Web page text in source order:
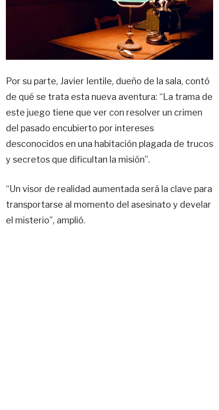
Por su parte, Javier Ientile, dueño de la sala, contó
de qué se trata esta nueva aventura: “La trama de
este juego tiene que ver con resolver un crimen
del pasado encubierto por intereses
desconocidos en una habitación plagada de trucos
y secretos que dificultan la misión”.
“Un visor de realidad aumentada será la clave para
transportarse al momento del asesinato y develar
el misterio”, amplió.